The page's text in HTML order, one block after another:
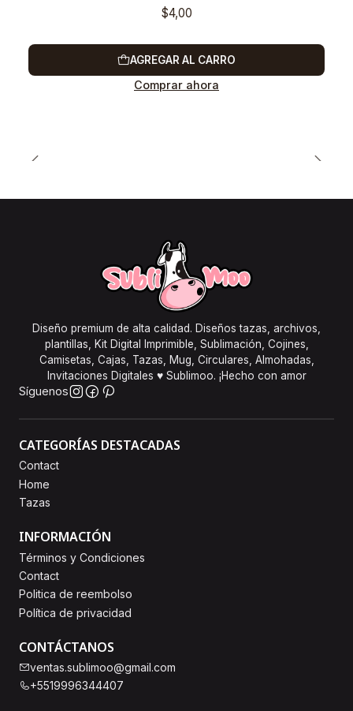
$4,00
AGREGAR AL CARRO
Comprar ahora
Diseño premium de alta calidad. Diseños tazas, archivos,
plantillas, Kit Digital Imprimible, Sublimación, Cojines,
Camisetas, Cajas, Tazas, Mug, Circulares, Almohadas,
Invitaciones Digitales ♥ Sublimoo. ¡Hecho con amor
Síguenos
CATEGORÍAS DESTACADAS
Contact
Home
Tazas
INFORMACIÓN
Términos y Condiciones
Contact
Politica de reembolso
Política de privacidad
CONTÁCTANOS
ventas.sublimoo@gmail.com
+5519996344407